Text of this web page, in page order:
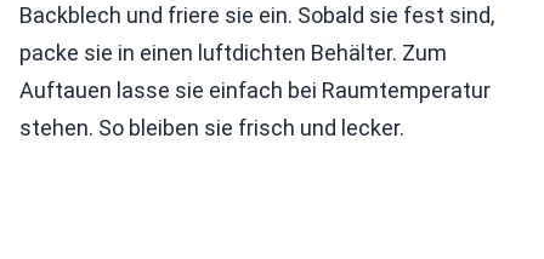
Backblech und friere sie ein. Sobald sie fest sind,
packe sie in einen luftdichten Behälter. Zum
Auftauen lasse sie einfach bei Raumtemperatur
stehen. So bleiben sie frisch und lecker.